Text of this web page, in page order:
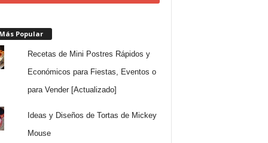
Popular
Recetas de Mini Postres Rápidos y
Económicos para Fiestas, Eventos o
para Vender [Actualizado]
Ideas y Diseños de Tortas de Mickey
Mouse